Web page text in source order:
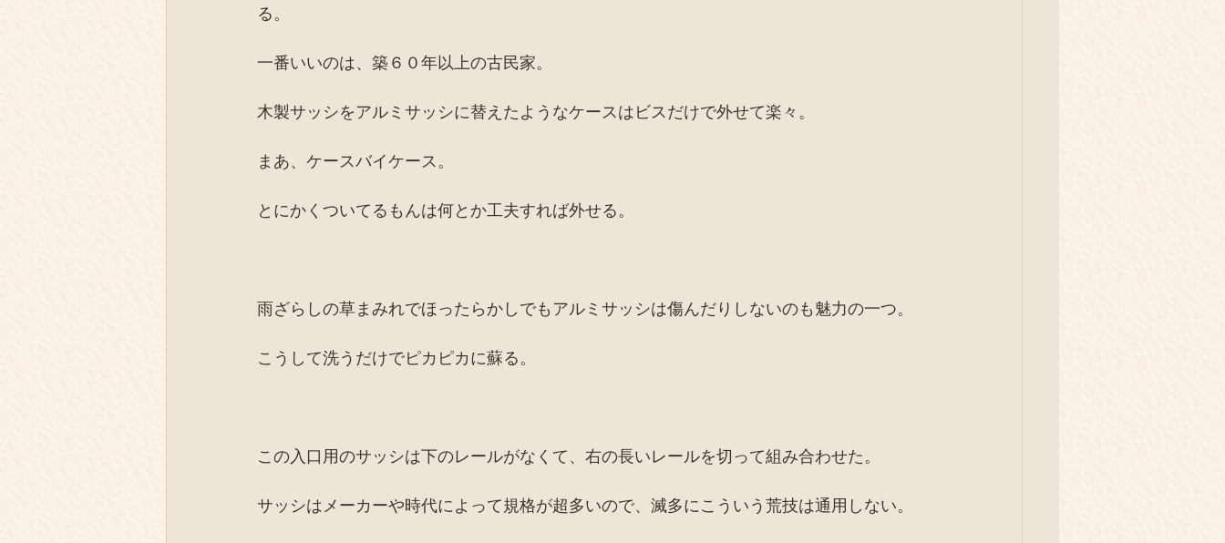
る。
一番いいのは、築６０年以上の古民家。
木製サッシをアルミサッシに替えたようなケースはビスだけで外せて楽々。
まあ、ケースバイケース。
とにかくついてるもんは何とか工夫すれば外せる。
雨ざらしの草まみれでほったらかしでもアルミサッシは傷んだりしないのも魅力の一つ。
こうして洗うだけでピカピカに蘇る。
この入口用のサッシは下のレールがなくて、右の長いレールを切って組み合わせた。
サッシはメーカーや時代によって規格が超多いので、滅多にこういう荒技は通用しない。